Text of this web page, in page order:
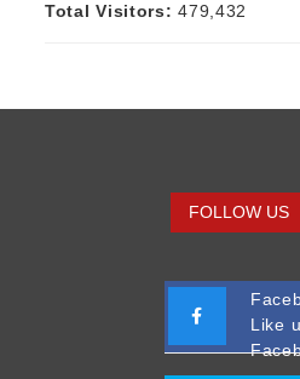
Total Visitors:479,432
FOLLOW US
Like